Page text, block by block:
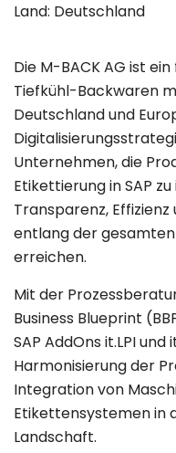
Land: Deutschland
Die M-BACK AG ist
Tiefkühl-Backwaren
Deutschland und
Unternehmen, die
Etikettierung in SAP
Transparenz,
entlang der
erreichen.
Mit der
Business Blueprint
SAP AddOns it.LPI
Harmonisierung der
Integration von
Etikettensystemen in
Landschaft.